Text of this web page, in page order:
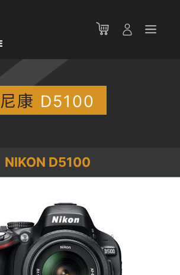
菜
尼康 D5100
NIKON D5100